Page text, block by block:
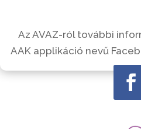
Az AVAZ-ról további
AAK applikáció nevű